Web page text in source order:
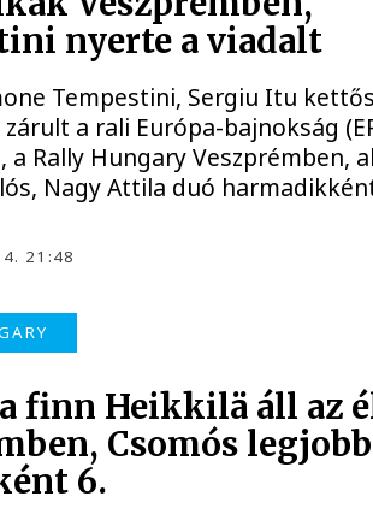
nyerte a viadalt
Tempestini, Sergiu Itu
a rali Európa-bajnokság
Rally Hungary Veszprémben,
Nagy Attila duó
21:48
finn Heikkilä áll az
Csomós legjobb
6.